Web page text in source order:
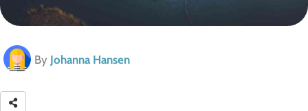
By Johanna Hansen